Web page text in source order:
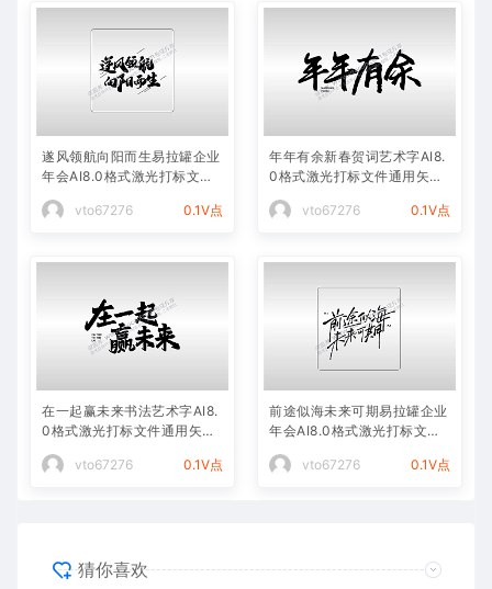
遂风领航向阳而生易拉罐企业
年会AI8.0格式激光打标文件
vto67276
0.1V点
年年有余新春贺词艺术字AI8.
0格式激光打标文件通用矢量
vto67276
0.1V点
在一起赢未来书法艺术字AI8.
0格式激光打标文件通用矢量
vto67276
0.1V点
前途似海未来可期易拉罐企业
年会AI8.0格式激光打标文件
vto67276
0.1V点
猜你喜欢